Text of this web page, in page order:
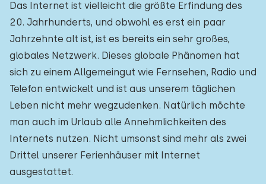
Das Internet ist vielleicht die größte Erfindung des
20. Jahrhunderts, und obwohl es erst ein paar
Jahrzehnte alt ist, ist es bereits ein sehr großes,
globales Netzwerk. Dieses globale Phänomen hat
sich zu einem Allgemeingut wie Fernsehen, Radio und
Telefon entwickelt und ist aus unserem täglichen
Leben nicht mehr wegzudenken. Natürlich möchte
man auch im Urlaub alle Annehmlichkeiten des
Internets nutzen. Nicht umsonst sind mehr als zwei
Drittel unserer Ferienhäuser mit Internet
ausgestattet.